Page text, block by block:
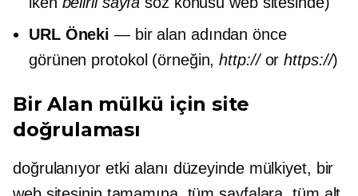
URL Öneki — bir alan adından önce
görünen protokol (örneğin,http://orhttps://)
Bir Alan mülkü için site
doğrulaması
doğrulanıyor etki alanı düzeyindemülkiyet, bir